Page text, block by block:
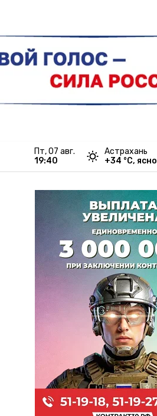
пт, 07 авг.
19:40
Астрахань
+34 °С, ясно